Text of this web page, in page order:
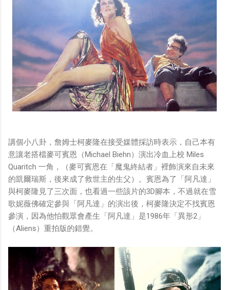
講個小八卦，詹姆士柯麥隆在接受媒體採訪時表示，自己本有
意讓老搭檔麥可賓恩（Michael Biehn）演出冷血上校 Miles
Quaritch 一角，（麥可賓恩在「魔鬼終結者」裡飾演來自未來
的凱爾瑞斯，後來成了救世主的生父）。賓恩為了「阿凡達」
與柯麥隆見了三次面，也看過一些該片的3D腳本，不過就在雪
歌妮薇佛確定參與「阿凡達」的演出後，柯麥隆決定不找賓恩
參演，因為他怕觀眾會產生「阿凡達」是1986年「異形2」
（Aliens）重拍版的錯覺。